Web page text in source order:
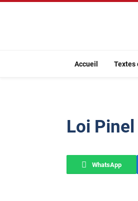
Accueil Textes
Loi
WhatsApp